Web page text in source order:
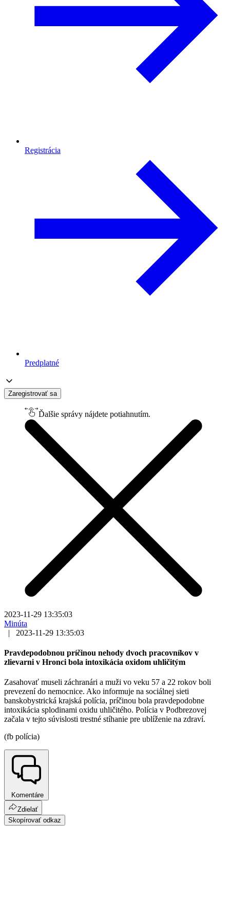
Registrácia
Predplatné
Zaregistrovať sa
Ďalšie správy nájdete potiahnutím.
2023-11-29 13:35:03
Minúta
|
2023-11-29 13:35:03
Pravdepodobnou príčinou nehody dvoch pracovníkov v
zlievarni v Hronci bola intoxikácia oxidom uhličitým
Zasahovať museli záchranári a muži vo veku 57 a 22 rokov boli
prevezení do nemocnice. Ako informuje na sociálnej sieti
banskobystrická krajská polícia, príčinou bola pravdepodobne
intoxikácia splodinami oxidu uhličitého. Polícia v Podbrezovej
začala v tejto súvislosti trestné stíhanie pre ublíženie na zdraví.
(fb polícia)
Komentáre
Zdielať
Skopírovať odkaz